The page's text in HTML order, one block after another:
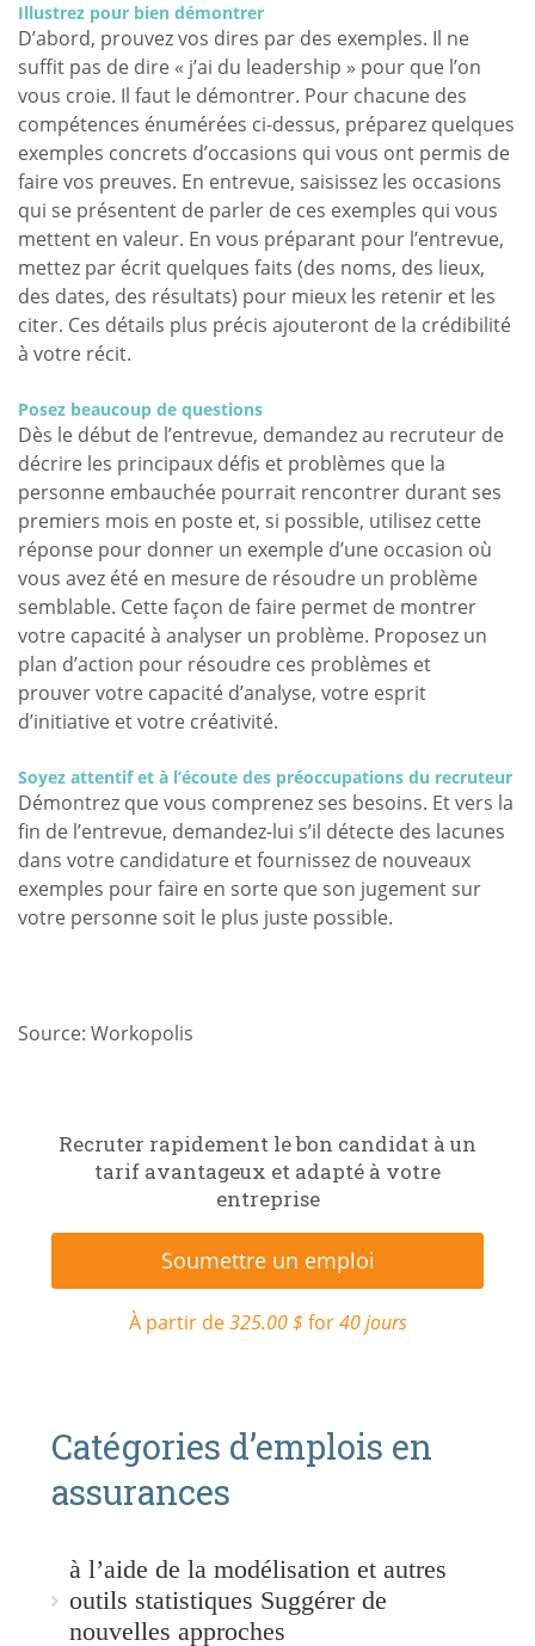
Illustrez pour bien démontrer
D’abord, prouvez vos dires par des exemples. Il ne
suffit pas de dire « j’ai du leadership » pour que l’on
vous croie. Il faut le démontrer. Pour chacune des
compétences énumérées ci-dessus, préparez quelques
exemples concrets d’occasions qui vous ont permis de
faire vos preuves. En entrevue, saisissez les occasions
qui se présentent de parler de ces exemples qui vous
mettent en valeur. En vous préparant pour l’entrevue,
mettez par écrit quelques faits (des noms, des lieux,
des dates, des résultats) pour mieux les retenir et les
citer. Ces détails plus précis ajouteront de la crédibilité
à votre récit.
Posez beaucoup de questions
Dès le début de l’entrevue, demandez au recruteur de
décrire les principaux défis et problèmes que la
personne embauchée pourrait rencontrer durant ses
premiers mois en poste et, si possible, utilisez cette
réponse pour donner un exemple d’une occasion où
vous avez été en mesure de résoudre un problème
semblable. Cette façon de faire permet de montrer
votre capacité à analyser un problème. Proposez un
plan d’action pour résoudre ces problèmes et
prouver votre capacité d’analyse, votre esprit
d’initiative et votre créativité.
Soyez attentif et à l’écoute des préoccupations du recruteur
Démontrez que vous comprenez ses besoins. Et vers la
fin de l’entrevue, demandez-lui s’il détecte des lacunes
dans votre candidature et fournissez de nouveaux
exemples pour faire en sorte que son jugement sur
votre personne soit le plus juste possible.
Source: Workopolis
Recruter rapidement le bon candidat à un
tarif avantageux et adapté à votre
entreprise
Soumettre un emploi
À partir de325.00 $for40 jours
Catégories d’emplois en
assurances
à l’aide de la modélisation et autres
outils statistiques Suggérer de
nouvelles approches